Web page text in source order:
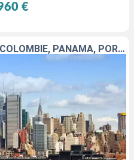
€
RÉPUBLIQUE DOMINICAINE, COLOMBIE, PANAMA, PORTO RICO, GUATEMALA, MEXIQUE, ÉTATS-UNIS